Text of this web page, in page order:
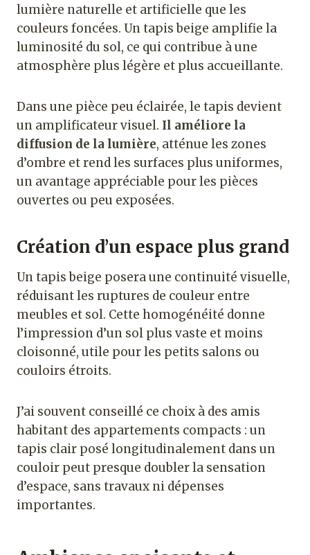
lumière naturelle et artificielle que les
couleurs foncées. Un tapis beige amplifie la
luminosité du sol, ce qui contribue à une
atmosphère plus légère et plus accueillante.
Dans une pièce peu éclairée, le tapis devient
un amplificateur visuel. Il améliore la
diffusion de la lumière, atténue les zones
d’ombre et rend les surfaces plus uniformes,
un avantage appréciable pour les pièces
ouvertes ou peu exposées.
Création d’un espace plus grand
Un tapis beige posera une continuité visuelle,
réduisant les ruptures de couleur entre
meubles et sol. Cette homogénéité donne
l’impression d’un sol plus vaste et moins
cloisonné, utile pour les petits salons ou
couloirs étroits.
J’ai souvent conseillé ce choix à des amis
habitant des appartements compacts : un
tapis clair posé longitudinalement dans un
couloir peut presque doubler la sensation
d’espace, sans travaux ni dépenses
importantes.